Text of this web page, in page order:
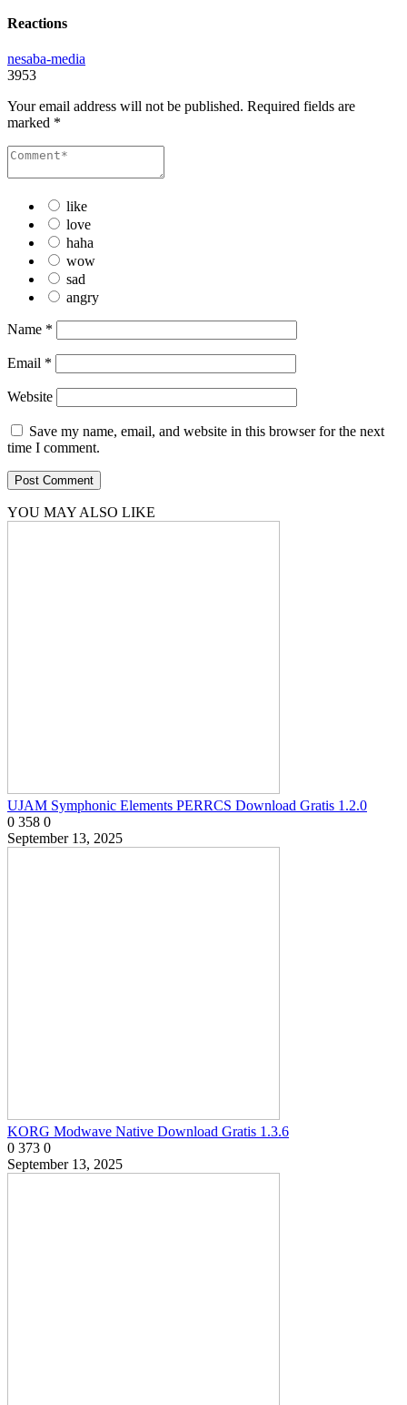
Reactions
nesaba-media
3953
Your email address will not be published. Required fields are
marked *
like
love
haha
wow
sad
angry
Name *
Email *
Website
Save my name, email, and website in this browser for the next
time I comment.
YOU MAY ALSO LIKE
UJAM Symphonic Elements PERRCS Download Gratis 1.2.0
0 358 0
September 13, 2025
KORG Modwave Native Download Gratis 1.3.6
0 373 0
September 13, 2025